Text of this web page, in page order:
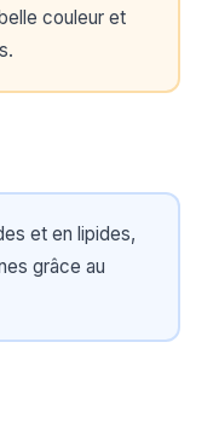
couleur et
et en lipides,
grâce au